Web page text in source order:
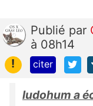
Publié par
à 08h14
!
citer
ludohum a